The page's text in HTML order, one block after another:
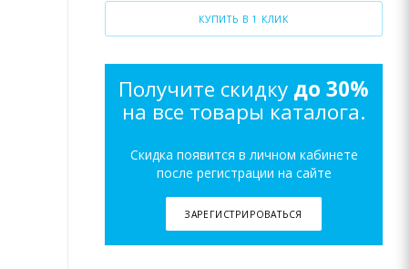
КУПИТЬ В 1 КЛИК
Получите скидку до 30%
на все товары каталога.
Скидка появится в личном кабинете
после регистрации на сайте
ЗАРЕГИСТРИРОВАТЬСЯ